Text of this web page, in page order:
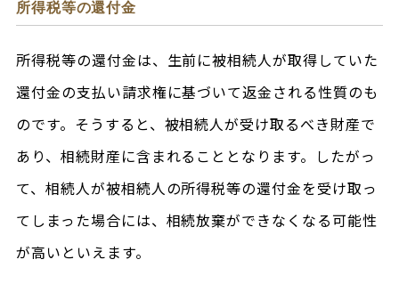
所得税等の還付金
所得税等の還付金は、生前に被相続人が取得していた
還付金の支払い請求権に基づいて返金される性質のも
のです。そうすると、被相続人が受け取るべき財産で
あり、相続財産に含まれることとなります。したがっ
て、相続人が被相続人の所得税等の還付金を受け取っ
てしまった場合には、相続放棄ができなくなる可能性
が高いといえます。